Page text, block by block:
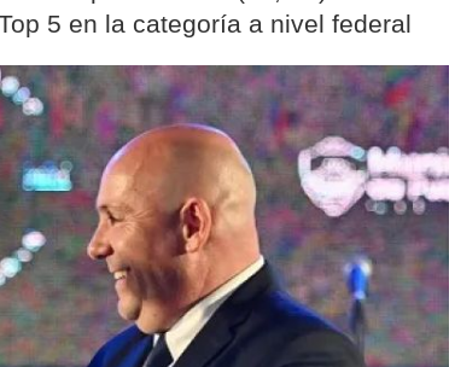
5 en la categoría a nivel federal